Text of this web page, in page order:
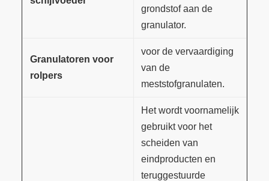
grondstof aan de
granulator.
Granulatoren voor
rolpers
voor de vervaardiging
van de
meststofgranulaten.
Het wordt voornamelijk
gebruikt voor het
scheiden van
eindproducten en
teruggestuurde